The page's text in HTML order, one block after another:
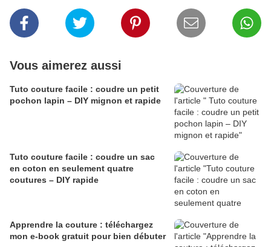
Vous aimerez aussi
Tuto couture facile : coudre un petit
pochon lapin – DIY mignon et rapide
Tuto couture facile : coudre un sac
en coton en seulement quatre
coutures – DIY rapide
Apprendre la couture : téléchargez
mon e-book gratuit pour bien débuter